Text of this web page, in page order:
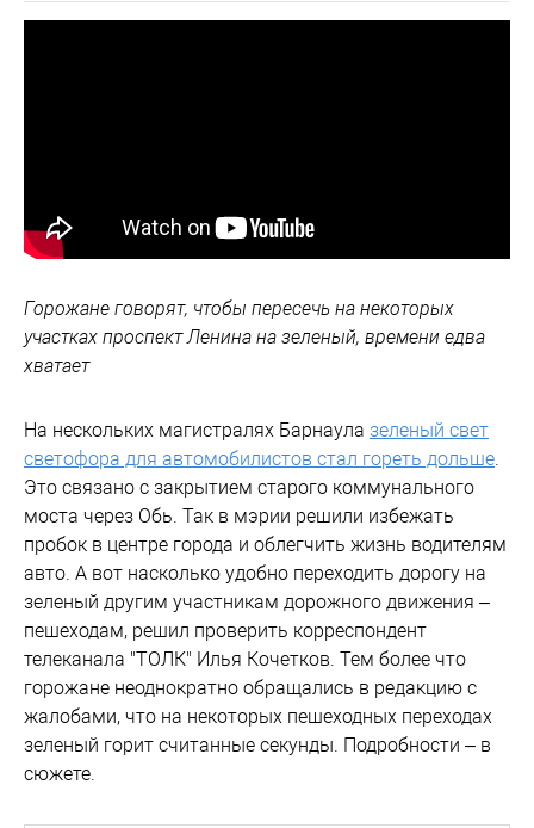
Горожане говорят, чтобы пересечь на некоторых
участках проспект Ленина на зеленый, времени едва
хватает
На нескольких магистралях Барнаула зеленый свет
светофора для автомобилистов стал гореть дольше.
Это связано с закрытием старого коммунального
моста через Обь. Так в мэрии решили избежать
пробок в центре города и облегчить жизнь водителям
авто. А вот насколько удобно переходить дорогу на
зеленый другим участникам дорожного движения –
пешеходам, решил проверить корреспондент
телеканала "ТОЛК" Илья Кочетков. Тем более что
горожане неоднократно обращались в редакцию с
жалобами, что на некоторых пешеходных переходах
зеленый горит считанные секунды. Подробности – в
сюжете.